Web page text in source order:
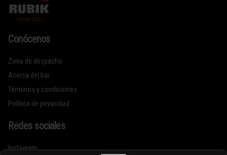
Conócenos
Zona de despacho
Acerca del bar
Términos y condiciones
Política de privacidad
Redes sociales
Instagram